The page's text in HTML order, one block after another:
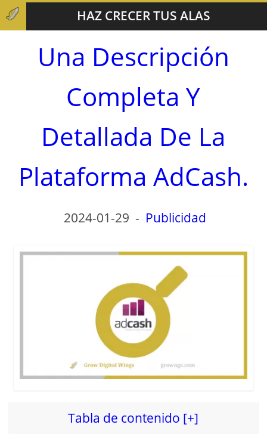
HAZ CRECER TUS ALAS
Una Descripción
Completa Y
Detallada De La
Plataforma AdCash.
2024-01-29 - Publicidad
Tabla de contenido [+]